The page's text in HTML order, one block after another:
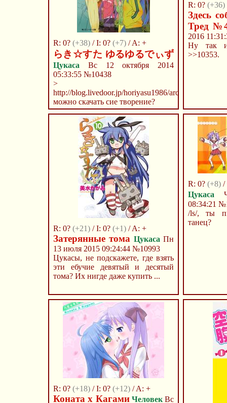
R: 0? (+38) / I: 0? (+7) / A: +
らき☆すた ゆるゆるでぃず
Цукаса Вс 12 октября 2014
05:33:55 №10438
>
http://blog.livedoor.jp/horiyasu1986/archives/
можно скачать сие творение?
R: 0? (+36)
Здесь
Тред
2016
Ну так
>>10353.
R: 0? (+21) / I: 0? (+1) / A: +
Затерянные тома Цукаса Пн
13 июля 2015 09:24:44 №10993
Цукасы, не подскажете, где взять
эти ебучие девятый и десятый
тома? Их нигде даже купить ...
R: 0? (+8) /
Цукаса
08:34:21
/ls/, ты
танец?
R: 0? (+18) / I: 0? (+12) / A: +
Коната х Кагами ЧеловекВс